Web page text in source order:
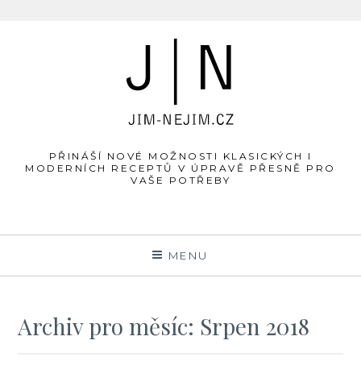
JÍM-
NEJÍM.cz
PŘINÁŠÍ NOVÉ MOŽNOSTI KLASICKÝCH I
MODERNÍCH RECEPTŮ V ÚPRAVĚ PŘESNĚ PRO
VAŠE POTŘEBY
MENU
Archiv pro měsíc: Srpen 2018